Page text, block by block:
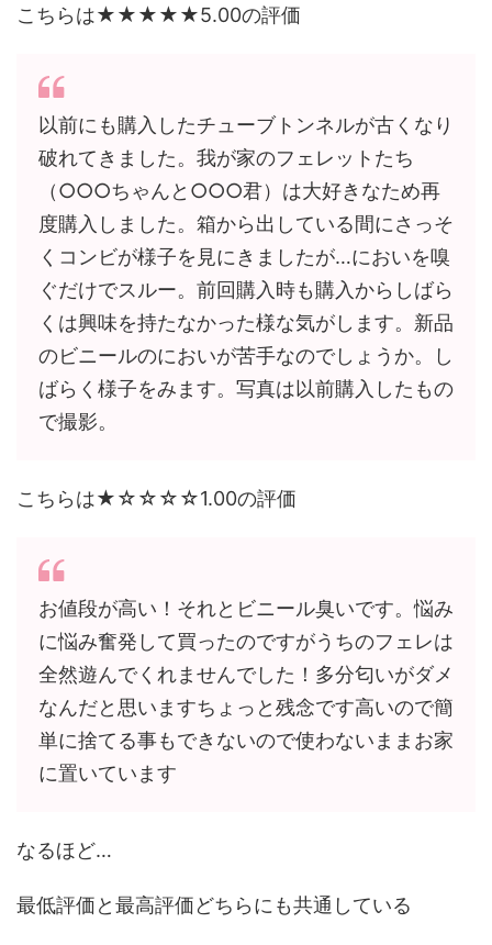
こちらは★★★★★5.00の評価
以前にも購入したチューブトンネルが古くなり
破れてきました。我が家のフェレットたち
（○○○ちゃんと○○○君）は大好きなため再
度購入しました。箱から出している間にさっそ
くコンビが様子を見にきましたが…においを嗅
ぐだけでスルー。前回購入時も購入からしばら
くは興味を持たなかった様な気がします。新品
のビニールのにおいが苦手なのでしょうか。し
ばらく様子をみます。写真は以前購入したもの
で撮影。
こちらは★☆☆☆☆1.00の評価
お値段が高い！それとビニール臭いです。悩み
に悩み奮発して買ったのですがうちのフェレは
全然遊んでくれませんでした！多分匂いがダメ
なんだと思いますちょっと残念です高いので簡
単に捨てる事もできないので使わないままお家
に置いています
なるほど…
最低評価と最高評価どちらにも共通している